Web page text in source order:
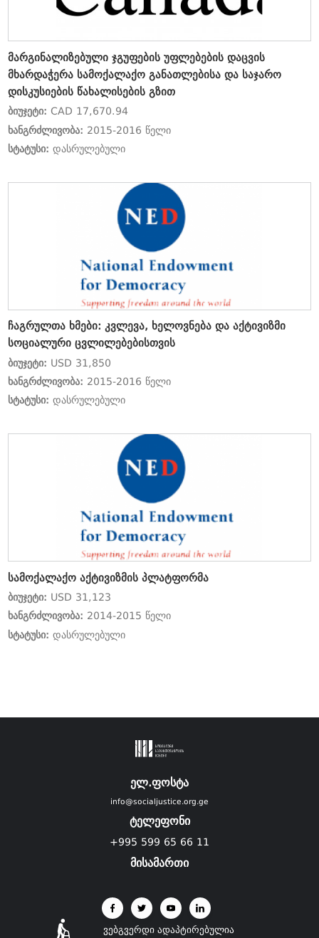
მარგინალიზებული ჯგუფების უფლებების დაცვის
მხარდაჭერა სამოქალაქო განათლებისა და საჯარო
დისკუსიების წახალისების გზით
ბიუჯეტი: CAD 17,670.94
ხანგრძლივობა: 2015-2016 წელი
სტატუსი:დასრულებული
ჩაგრულთა ხმები: კვლევა, ხელოვნება და აქტივიზმი
სოციალური ცვლილებებისთვის
ბიუჯეტი: USD 31,850
ხანგრძლივობა: 2015-2016 წელი
სტატუსი:დასრულებული
სამოქალაქო აქტივიზმის პლატფორმა
ბიუჯეტი: USD 31,123
ხანგრძლივობა: 2014-2015 წელი
სტატუსი:დასრულებული
ელ.ფოსტა
info@socialjustice.org.ge
ტელეფონი
+995 599 65 66 11
მისამართი
ვებგვერდი ადაპტირებულია